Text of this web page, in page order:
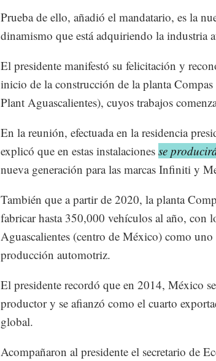
Prueba de ello, añadió el mandatario, es la
dinamismo que está adquiriendo la industria
El presidente manifestó su felicitación y
inicio de la construcción de la planta
Plant Aguascalientes), cuyos trabajos
En la reunión, efectuada en la residencia
explicó que en estas instalaciones se
nueva generación para las marcas Infiniti y
También que a partir de 2020, la planta
fabricar hasta 350,000 vehículos al año, con
Aguascalientes (centro de México) como
producción automotriz.
El presidente recordó que en 2014, México
productor y se afianzó como el cuarto
global.
Acompañaron al presidente el secretario de